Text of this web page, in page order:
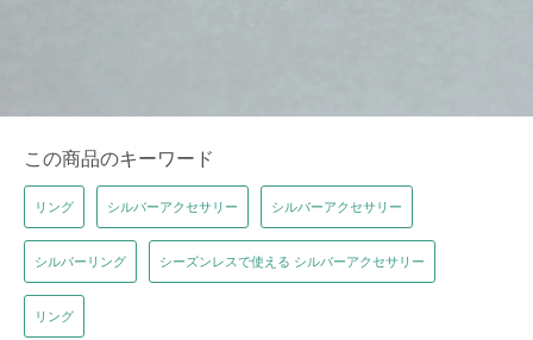
この商品のキーワード
リング シルバーアクセサリー シルバーアクセサリー
シルバーリング シーズンレスで使える シルバーアクセサリー
リング